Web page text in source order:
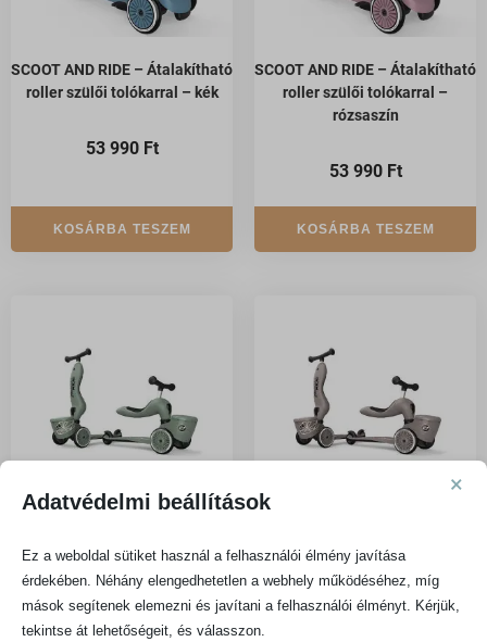
SCOOT AND RIDE – Átalakítható
roller szülői tolókarral – kék
53 990 Ft
KOSÁRBA TESZEM
SCOOT AND RIDE – Átalakítható
roller szülői tolókarral –
rózsaszín
53 990 Ft
KOSÁRBA TESZEM
Scoot and Ride HighWayKick 1
motorroller – green lines
48 990Ft
Scoot and Ride HighWayKick 1
motorroller- Brown lines
Adatvédelmi beállítások
×
Ez a weboldal sütiket használ a felhasználói élmény javítása
érdekében. Néhány elengedhetetlen a webhely működéséhez, míg
mások segítenek elemezni és javítani a felhasználói élményt. Kérjük,
tekintse át lehetőségeit, és válasszon.